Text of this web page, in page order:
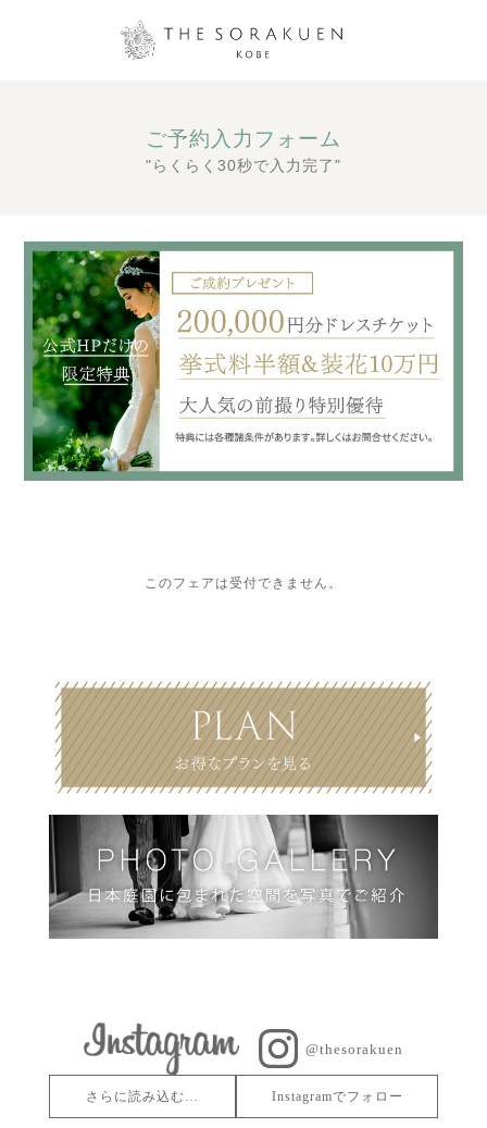
ご予約入力フォーム
"らくらく30秒で入力完了"
このフェアは受付できません。
@thesorakuen
さらに読み込む… Instagramでフォロー